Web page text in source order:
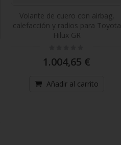
Volante de cuero con airbag,
calefacción y radios para Toyota
Hilux GR
1.004,65 €
Añadir al carrito